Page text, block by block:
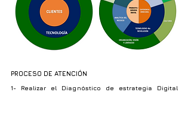
PROCESO DE ATENCIÓN
1- Realizar el Diagnóstico de estrategia Digital